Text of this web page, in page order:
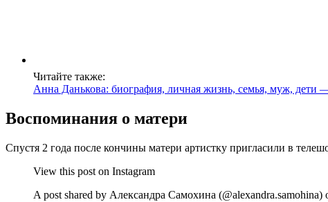
Читайте также:
Анна Данькова: биография, личная жизнь, семья, муж, дети
Воспоминания о матери
Спустя 2 года после кончины матери артистку пригласили в
View this post on Instagram
A post shared by Александра Самохина (@alexandra.samohina)